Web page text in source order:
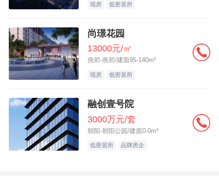
2）流程体验的极致贴心：专属交付箱 N对1
更令人动容的是，项目为每户业主专属定制
了交付行李箱。箱内除钥匙、遥控器等基础
物品外，更收录一份细致入微的《生活使用
现房 低密居所
尚璟花园
13000元/㎡
燕郊-燕郊/建面95-140m²
现房 低密居所
融创壹号院
3000万元/套
朝阳-朝阳公园/建面0-0m²
低密居所 品牌房企